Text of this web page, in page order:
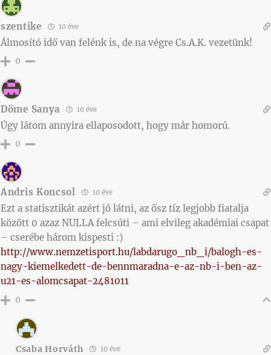
szentike 10 éve
Álmosító idő van felénk is, de na végre Cs.A.K. vezetünk!
0
Döme Sanya 10 éve
Úgy látom annyira ellaposodott, hogy már homorú.
0
Andris Koncsol 10 éve
Ezt a statisztikát azért jó látni, az ősz tíz legjobb fiatalja
között 0 azaz NULLA felcsúti – ami elvileg akadémiai csapat
– cserébe három kispesti :)
http://www.nemzetisport.hu/labdarugo_nb_i/balogh-es-
nagy-kiemelkedett-de-bennmaradna-e-az-nb-i-ben-az-
u21-es-alomcsapat-2481011
0
Csaba Horváth 10 éve